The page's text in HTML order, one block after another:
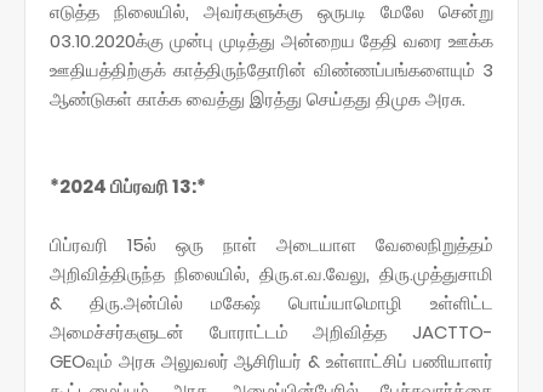
எடுத்த நிலையில், அவர்களுக்கு ஒருபடி மேலே சென்று
03.10.2020க்கு முன்பு முடித்து அன்றைய தேதி வரை ஊக்க
ஊதியத்திற்குக் காத்திருந்தோரின் விண்ணப்பங்களையும் 3
ஆண்டுகள் காக்க வைத்து இரத்து செய்தது திமுக அரசு.
*2024 பிப்ரவரி 13:*
பிப்ரவரி 15ல் ஒரு நாள் அடையாள வேலைநிறுத்தம்
அறிவித்திருந்த நிலையில், திரு.எ.வ.வேலு, திரு.முத்துசாமி
& திரு.அன்பில் மகேஷ் பொய்யாமொழி உள்ளிட்ட
அமைச்சர்களுடன் போராட்டம் அறிவித்த JACTTO-
GEOவும் அரசு அலுவலர் ஆசிரியர் & உள்ளாட்சிப் பணியாளர்